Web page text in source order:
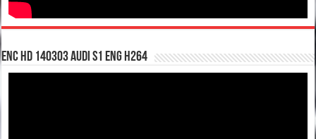
enc hd 140303 Audi S1 ENG H264